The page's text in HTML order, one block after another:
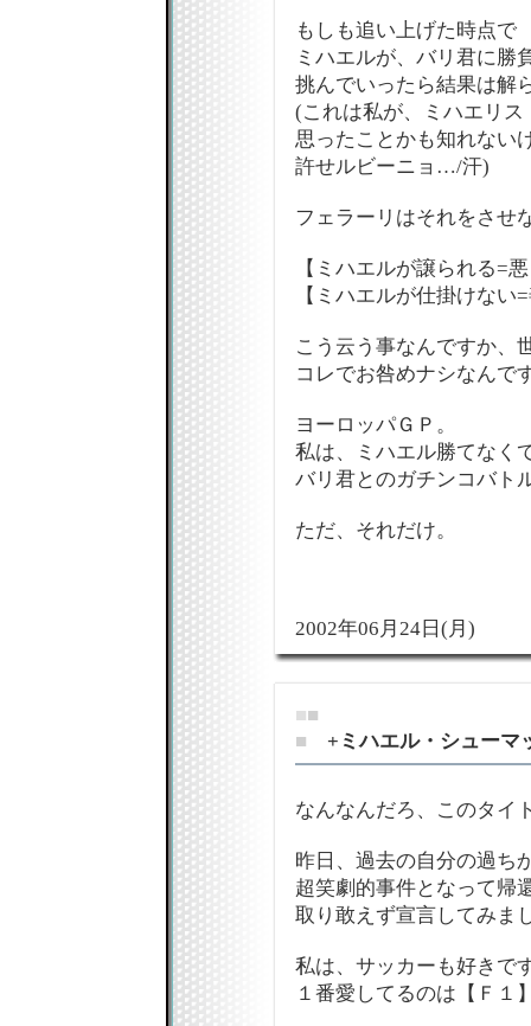
もしも追い上げた時点で
ミハエルが、バリ君に勝
挑んでいったら結果は解
(これは私が、ミハエリス
思ったことかも知れない
許せルビーニョ…/汗)
フェラーリはそれをさせ
【ミハエルが譲られる=
【ミハエルが仕掛けない
こう云う事なんですか、
コレでお咎めナシなんで
ヨーロッパＧＰ。
私は、ミハエル勝てなく
バリ君とのガチンコバト
ただ、それだけ。
2002年06月24日(月)
■■
■
+ミハエル・シューマ
なんなんだろ、このタイ
昨日、過去の自分の過ち
超笑劇的事件となって帰
取り敢えず宣言してみま
私は、サッカーも好きで
１番愛してるのは【Ｆ１